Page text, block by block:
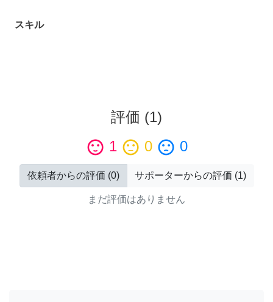
スキル
評価 (1)
sentiment_satisfied 1 sentiment_neutral 0 sentiment_dissatisfied 0
依頼者からの評価 (0) サポーターからの評価 (1)
まだ評価はありません